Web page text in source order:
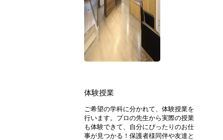
体験授業
ご希望の学科に分かれて、体験授業を
行います。プロの先生から実際の授業
も体験できて、自分にぴったりのお仕
事が見つかる！保護者様同伴や友達と